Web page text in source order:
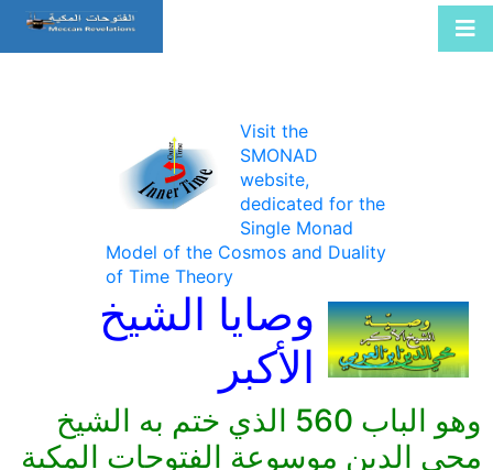
Visit the
SMONAD
website,
dedicated for the
Single Monad
Model of the Cosmos and Duality
of Time Theory
وصايا الشيخ
الأكبر
وهو الباب 560 الذي ختم به الشيخ
محي الدين موسوعة الفتوحات المكية